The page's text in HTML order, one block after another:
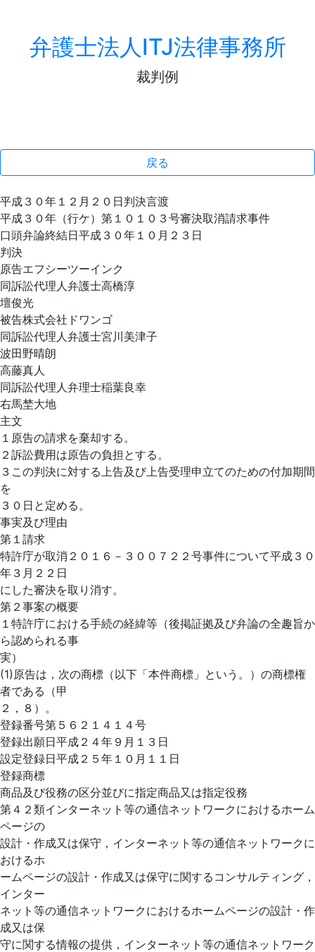
弁護士法人ITJ法律事務所
裁判例
戻る
平成３０年１２月２０日判決言渡
平成３０年（行ケ）第１０１０３号審決取消請求事件
口頭弁論終結日平成３０年１０月２３日
判決
原告エフシーツーインク
同訴訟代理人弁護士高橋淳
壇俊光
被告株式会社ドワンゴ
同訴訟代理人弁護士宮川美津子
波田野晴朗
高藤真人
同訴訟代理人弁理士稲葉良幸
右馬埜大地
主文
１原告の請求を棄却する。
２訴訟費用は原告の負担とする。
３この判決に対する上告及び上告受理申立てのための付加期間
を
３０日と定める。
事実及び理由
第１請求
特許庁が取消２０１６－３００７２２号事件について平成３０
年３月２２日
にした審決を取り消す。
第２事案の概要
１特許庁における手続の経緯等（後掲証拠及び弁論の全趣旨か
ら認められる事
実）
(1)原告は，次の商標（以下「本件商標」という。）の商標権
者である（甲
２，８）。
登録番号第５６２１４１４号
登録出願日平成２４年９月１３日
設定登録日平成２５年１０月１１日
登録商標
商品及び役務の区分並びに指定商品又は指定役務
第４２類インターネット等の通信ネットワークにおけるホーム
ページの
設計・作成又は保守，インターネット等の通信ネットワークに
おけるホ
ームページの設計・作成又は保守に関するコンサルティング，
インター
ネット等の通信ネットワークにおけるホームページの設計・作
成又は保
守に関する情報の提供，インターネット等の通信ネットワーク